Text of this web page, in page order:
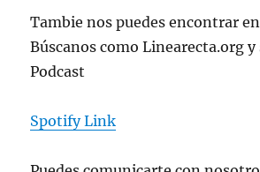
Tambie nos puedes encontrar
Búscanos como Linearecta.org y
Podcast
Spotify Link